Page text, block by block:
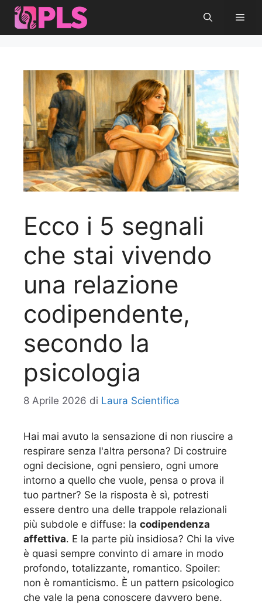
contenuto
Ecco i 5 segnali
che stai vivendo
una relazione
codipendente,
secondo la
psicologia
8 Aprile 2026 di Laura Scientifica
Hai mai avuto la sensazione di non riuscire a
respirare senza l'altra persona? Di costruire
ogni decisione, ogni pensiero, ogni umore
intorno a quello che vuole, pensa o prova il
tuo partner? Se la risposta è sì, potresti
essere dentro una delle trappole relazionali
più subdole e diffuse: la codipendenza
affettiva. E la parte più insidiosa? Chi la vive
è quasi sempre convinto di amare in modo
profondo, totalizzante, romantico. Spoiler:
non è romanticismo. È un pattern psicologico
che vale la pena conoscere davvero bene.